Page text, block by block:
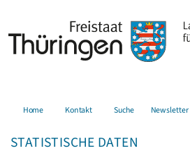
Home Kontakt Suche Newsletter
STATISTISCHE DATEN